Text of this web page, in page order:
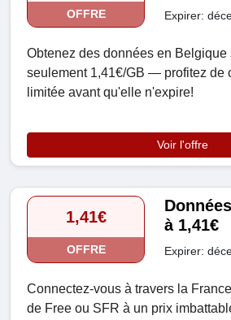
OFFRE Expirer:
Obtenez des données en Belgique
seulement 1,41€/GB — profitez de
limitée avant qu'elle n'expire!
Voir l'offre
1,41€
OFFRE
à 1,41€
Expirer:
Connectez-vous à travers la
de Free ou SFR à un prix